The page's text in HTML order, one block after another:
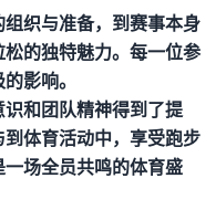
织与准备，到赛事本身
的独特魅力。每一位参
影响。
和团队精神得到了提
体育活动中，享受跑步
场全员共鸣的体育盛